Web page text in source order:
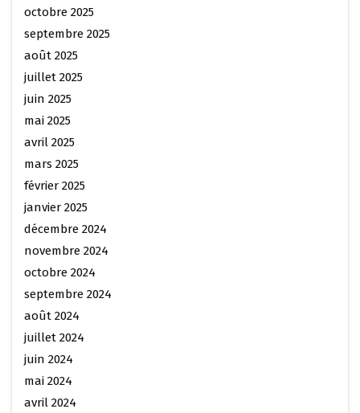
octobre 2025
septembre 2025
août 2025
juillet 2025
juin 2025
mai 2025
avril 2025
mars 2025
février 2025
janvier 2025
décembre 2024
novembre 2024
octobre 2024
septembre 2024
août 2024
juillet 2024
juin 2024
mai 2024
avril 2024